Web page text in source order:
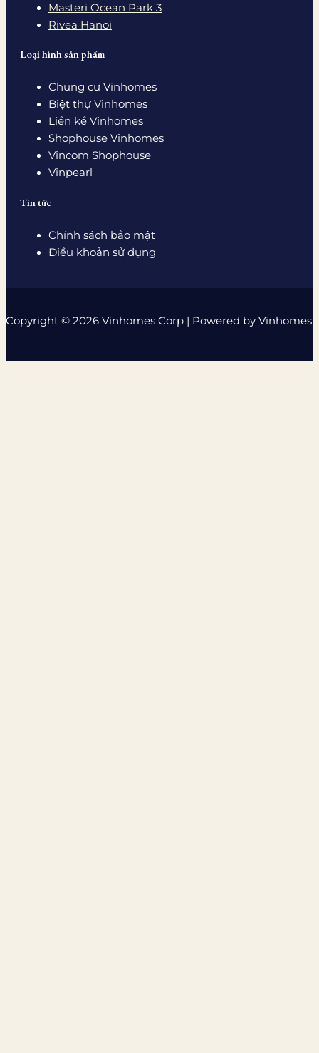
Masteri Ocean Park 3
Rivea Hanoi
Loại hình sản phẩm
Chung cư Vinhomes
Biệt thự Vinhomes
Liền kề Vinhomes
Shophouse Vinhomes
Vincom Shophouse
Vinpearl
Tin tức
Chính sách bảo mật
Điều khoản sử dụng
Copyright © 2026 Vinhomes Corp | Powered by Vinhomes